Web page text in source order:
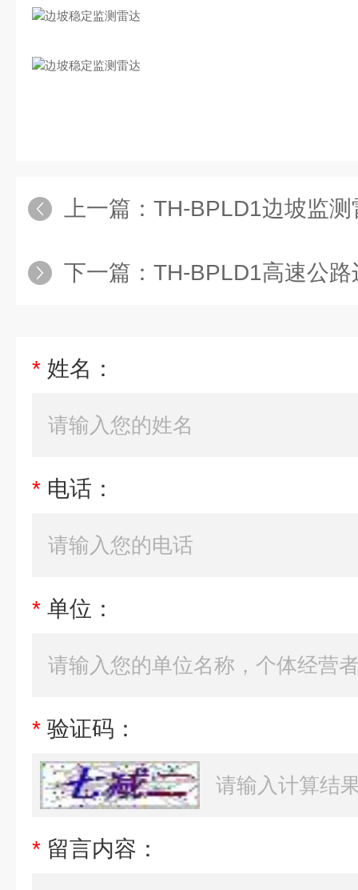
上一篇： TH-BPLD1边坡监测
下一篇： TH-BPLD1高速公
* 姓名：
* 电话：
* 单位：
* 验证码：
* 留言内容：